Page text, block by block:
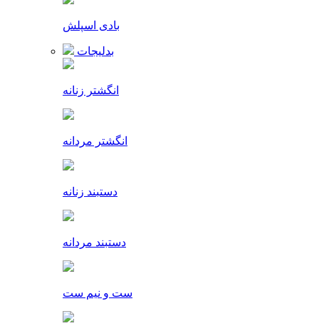
بادی اسپلش
بدلیجات
انگشتر زنانه
انگشتر مردانه
دستبند زنانه
دستبند مردانه
ست و نیم ست